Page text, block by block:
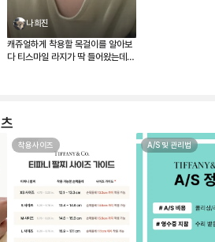
나희진
캐쥬얼하게 착용할 목걸이를 알아보
다 티스마일 라지가 딱 들어왔는데
착용사이즈 A/S 및 관리법